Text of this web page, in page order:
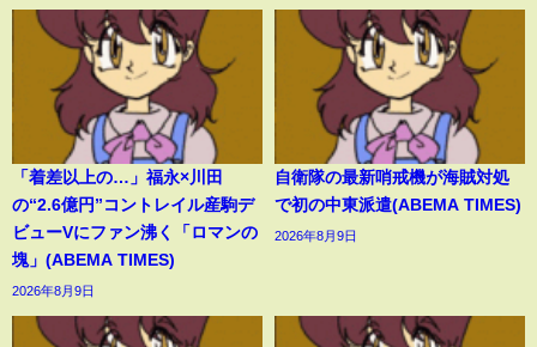
「着差以上の…」福永×川田
の“2.6億円”コントレイル産駒デ
ビューVにファン沸く「ロマンの
塊」(ABEMA TIMES)
2026年8月9日
自衛隊の最新哨戒機が海賊対処
で初の中東派遣(ABEMA TIMES)
2026年8月9日